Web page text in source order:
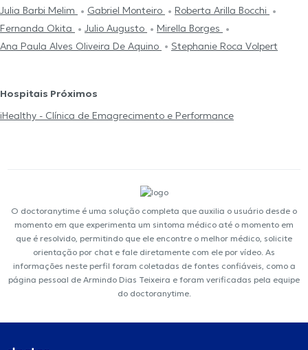
Julia Barbi Melim
Gabriel Monteiro
Roberta Arilla Bocchi
Fernanda Okita
Julio Augusto
Mirella Borges
Ana Paula Alves Oliveira De Aquino
Stephanie Roca Volpert
Hospitais Próximos
iHealthy - Clínica de Emagrecimento e Performance
O doctoranytime é uma solução completa que auxilia o usuário desde o
momento em que experimenta um sintoma médico até o momento em
que é resolvido, permitindo que ele encontre o melhor médico, solicite
orientação por chat e fale diretamente com ele por vídeo. As
informações neste perfil foram coletadas de fontes confiáveis, como a
página pessoal de Armindo Dias Teixeira e foram verificadas pela equipe
do doctoranytime.